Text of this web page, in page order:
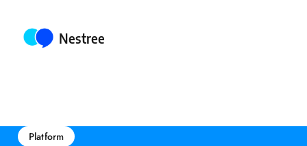
Posted by
Nestree
Platform